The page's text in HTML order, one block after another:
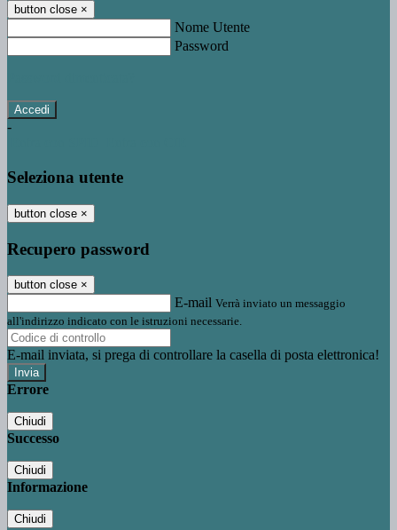
button close ×
Nome Utente
Password
-
Seleziona utente
button close ×
Recupero password
button close ×
E-mail Verrà inviato un messaggio
all'indirizzo indicato con le istruzioni necessarie.
E-mail inviata, si prega di controllare la casella di posta elettronica!
Errore
Chiudi
Successo
Chiudi
Informazione
Chiudi